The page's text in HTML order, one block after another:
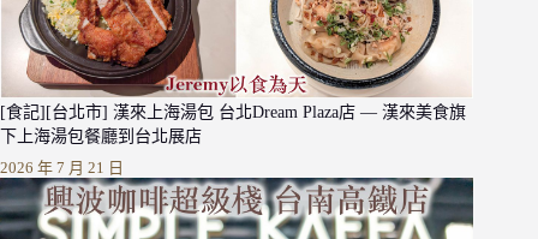
[食記][台北市] 漢來上海湯包 台北Dream Plaza店 — 漢來美食旗
下上海湯包餐廳到台北展店
2026 年 7 月 21 日